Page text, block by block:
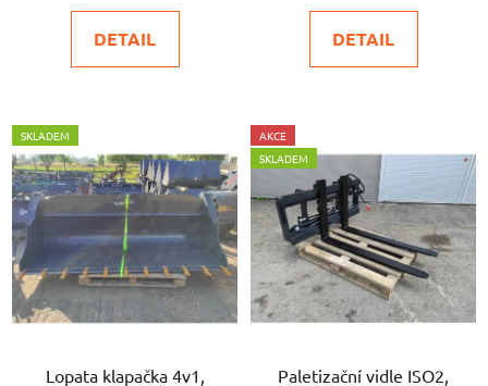
DETAIL DETAIL
SKLADEM
Lopata klapačka 4v1,
AKCE
SKLADEM
Paletizační vidle ISO2,